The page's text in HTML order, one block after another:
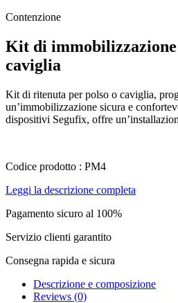
Contenzione
Kit di immobilizzazione
caviglia
Kit di ritenuta per polso o caviglia,
un’immobilizzazione sicura e
dispositivi Segufix, offre
Codice prodotto : PM4
Leggi la descrizione completa
Pagamento sicuro al 100%
Servizio clienti garantito
Consegna rapida e sicura
Descrizione e composizione
Reviews (0)